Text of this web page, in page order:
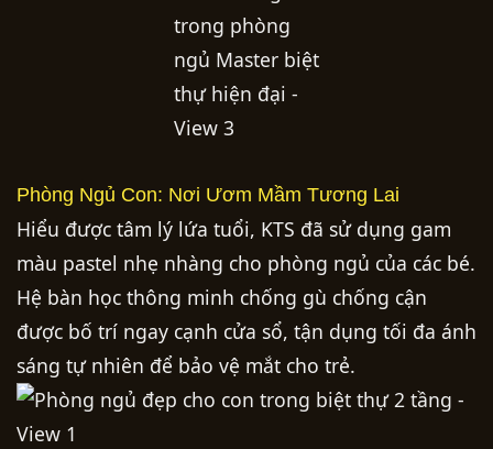
Phòng Ngủ Con: Nơi Ươm Mầm Tương Lai
Hiểu được tâm lý lứa tuổi, KTS đã sử dụng gam
màu pastel nhẹ nhàng cho phòng ngủ của các bé.
Hệ bàn học thông minh chống gù chống cận
được bố trí ngay cạnh cửa sổ, tận dụng tối đa ánh
sáng tự nhiên để bảo vệ mắt cho trẻ.